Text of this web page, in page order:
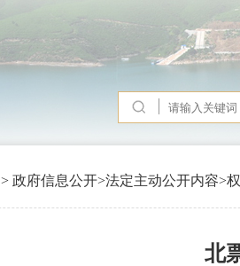
> 政府信息公开>法定主动公开内容>
北